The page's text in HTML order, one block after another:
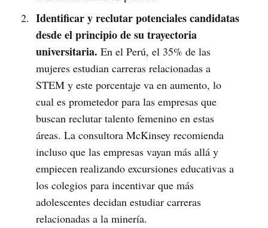
Identificar y reclutar potenciales candidatas
desde el principio de su trayectoria
universitaria. En el Perú, el 35% de las
mujeres estudian carreras relacionadas a
STEM y este porcentaje va en aumento, lo
cual es prometedor para las empresas que
buscan reclutar talento femenino en estas
áreas. La consultora McKinsey recomienda
incluso que las empresas vayan más allá y
empiecen realizando excursiones educativas a
los colegios para incentivar que más
adolescentes decidan estudiar carreras
relacionadas a la minería.